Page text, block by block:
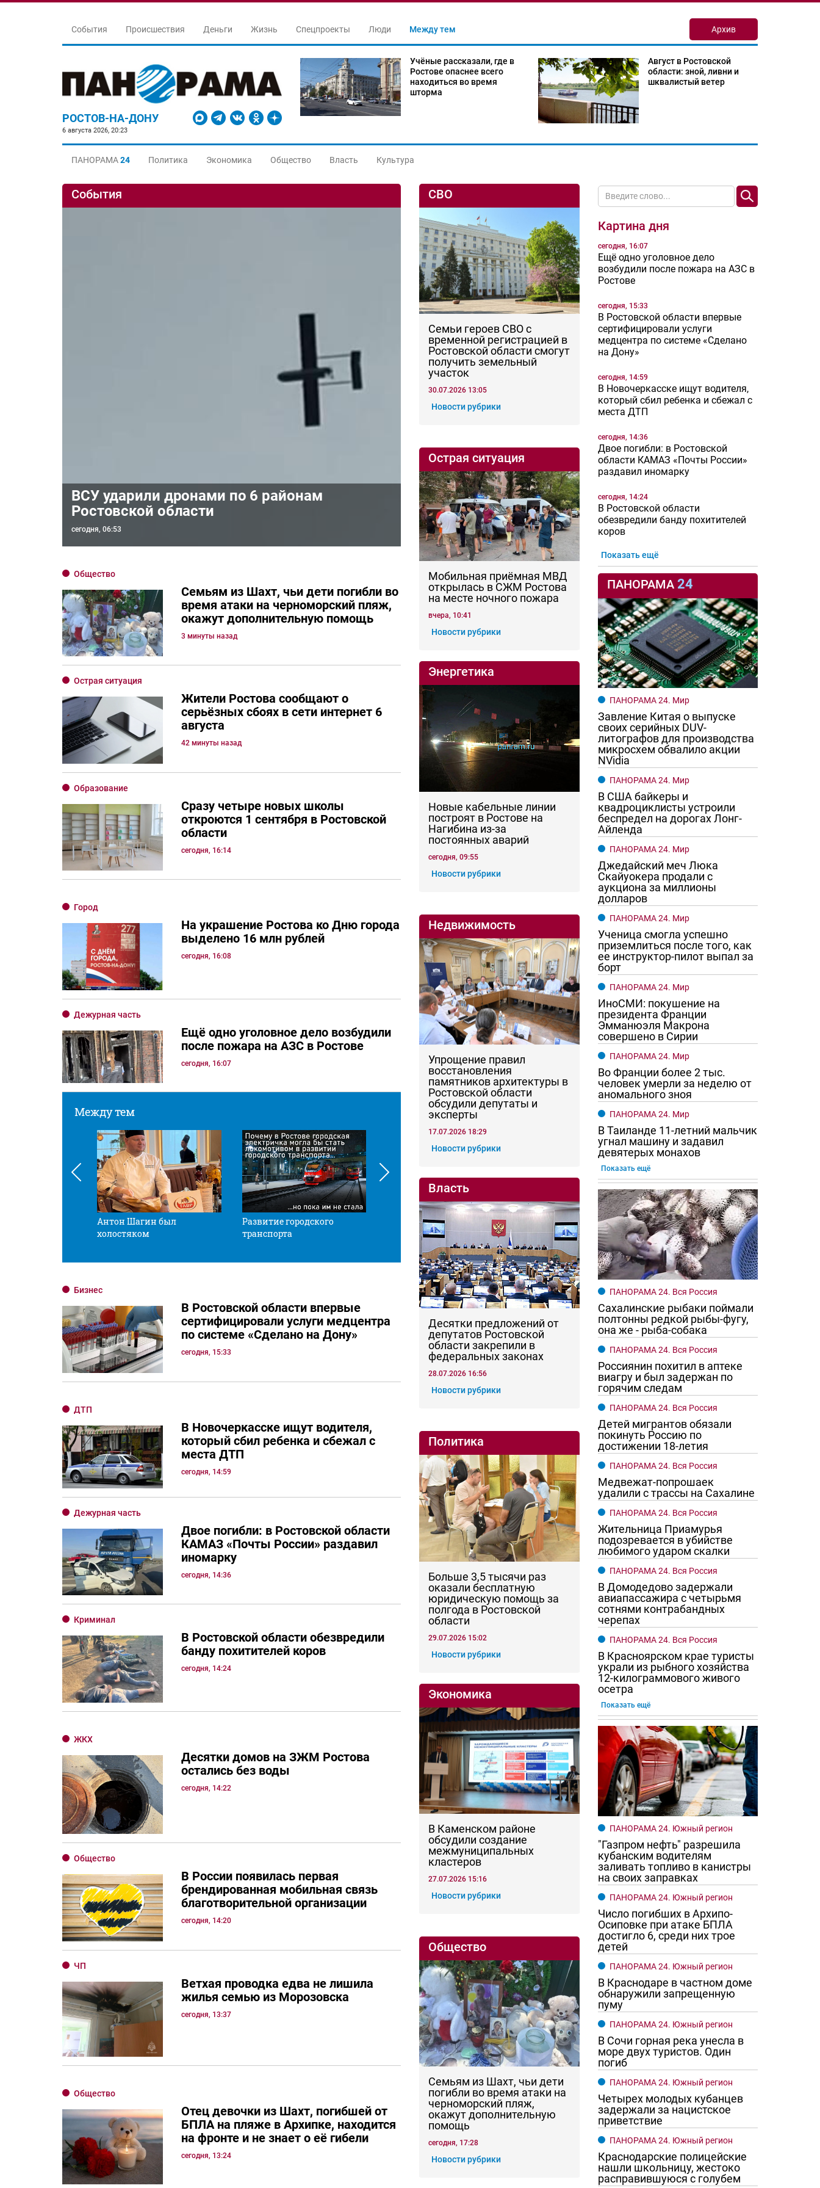
События Происшествия Деньги Жизнь Спецпроекты Люди Между тем Архив
РОСТОВ-НА-ДОНУ
6 августа 2026, 20:23
Учёные рассказали, где в
Ростове опаснее всего
находиться во время
шторма
Август в Ростовской
области: зной, ливни и
шквалистый ветер
ПАНОРАМА24 Политика Экономика Общество Власть Культура
События
ВСУ ударили дронами по 6 районам
Ростовской области
сегодня, 06:53
Общество
Семьям из Шахт, чьи дети погибли во
время атаки на черноморский пляж,
окажут дополнительную помощь
3 минуты назад
Острая ситуация
Жители Ростова сообщают о
серьёзных сбоях в сети интернет 6
августа
42 минуты назад
Образование
Сразу четыре новых школы
откроются 1 сентября в Ростовской
области
сегодня, 16:14
Город
На украшение Ростова ко Дню города
выделено 16 млн рублей
сегодня, 16:08
Дежурная часть
Ещё одно уголовное дело возбудили
после пожара на АЗС в Ростове
сегодня, 16:07
Между тем
Антон Шагин был
холостяком
Развитие городского
транспорта
Красной нитью Чего хотят женщины? Ростовчане смотрите в оба
Бизнес
В Ростовской области впервые
сертифицировали услуги медцентра
по системе «Сделано на Дону»
сегодня, 15:33
ДТП
В Новочеркасске ищут водителя,
который сбил ребенка и сбежал с
места ДТП
сегодня, 14:59
Дежурная часть
Двое погибли: в Ростовской области
КАМАЗ «Почты России» раздавил
иномарку
сегодня, 14:36
Криминал
В Ростовской области обезвредили
банду похитителей коров
сегодня, 14:24
ЖКХ
Десятки домов на ЗЖМ Ростова
остались без воды
сегодня, 14:22
Общество
В России появилась первая
брендированная мобильная связь
благотворительной организации
сегодня, 14:20
ЧП
Ветхая проводка едва не лишила
жилья семью из Морозовска
сегодня, 13:37
Общество
Отец девочки из Шахт, погибшей от
БПЛА на пляже в Архипке, находится
на фронте и не знает о её гибели
сегодня, 13:24
СВО
Семьи героев СВО с
временной регистрацией в
Ростовской области смогут
получить земельный
участок
30.07.2026 13:05
Новости рубрики
Острая ситуация
Мобильная приёмная МВД
открылась в СЖМ Ростова
на месте ночного пожара
вчера, 10:41
Новости рубрики
Энергетика
Новые кабельные линии
построят в Ростове на
Нагибина из-за
постоянных аварий
сегодня, 09:55
Новости рубрики
Недвижимость
Упрощение правил
восстановления
памятников архитектуры в
Ростовской области
обсудили депутаты и
эксперты
17.07.2026 18:29
Новости рубрики
Власть
Десятки предложений от
депутатов Ростовской
области закрепили в
федеральных законах
28.07.2026 16:56
Новости рубрики
Политика
Больше 3,5 тысячи раз
оказали бесплатную
юридическую помощь за
полгода в Ростовской
области
29.07.2026 15:02
Новости рубрики
Экономика
В Каменском районе
обсудили создание
межмуниципальных
кластеров
27.07.2026 15:16
Новости рубрики
Общество
Семьям из Шахт, чьи дети
погибли во время атаки на
черноморский пляж,
окажут дополнительную
помощь
сегодня, 17:28
Новости рубрики
Картина дня
сегодня, 16:07
Ещё одно уголовное дело
возбудили после пожара на АЗС в
Ростове
сегодня, 15:33
В Ростовской области впервые
сертифицировали услуги
медцентра по системе «Сделано
на Дону»
сегодня, 14:59
В Новочеркасске ищут водителя,
который сбил ребенка и сбежал с
места ДТП
сегодня, 14:36
Двое погибли: в Ростовской
области КАМАЗ «Почты России»
раздавил иномарку
сегодня, 14:24
В Ростовской области
обезвредили банду похитителей
коров
Показать ещё
ПАНОРАМА 24
ПАНОРАМА 24. Мир
Завление Китая о выпуске
своих серийных DUV-
литографов для производства
микросхем обвалило акции
NVidia
ПАНОРАМА 24. Мир
В США байкеры и
квадроциклисты устроили
беспредел на дорогах Лонг-
Айленда
ПАНОРАМА 24. Мир
Джедайский меч Люка
Скайуокера продали с
аукциона за миллионы
долларов
ПАНОРАМА 24. Мир
Ученица смогла успешно
приземлиться после того, как
ее инструктор-пилот выпал за
борт
ПАНОРАМА 24. Мир
ИноСМИ: покушение на
президента Франции
Эмманюэля Макрона
совершено в Сирии
ПАНОРАМА 24. Мир
Во Франции более 2 тыс.
человек умерли за неделю от
аномального зноя
ПАНОРАМА 24. Мир
В Таиланде 11-летний мальчик
угнал машину и задавил
девятерых монахов
Показать ещё
ПАНОРАМА 24. Вся Россия
Сахалинские рыбаки поймали
полтонны редкой рыбы-фугу,
она же - рыба-собака
ПАНОРАМА 24. Вся Россия
Россиянин похитил в аптеке
виагру и был задержан по
горячим следам
ПАНОРАМА 24. Вся Россия
Детей мигрантов обязали
покинуть Россию по
достижении 18-летия
ПАНОРАМА 24. Вся Россия
Медвежат-попрошаек
удалили с трассы на Сахалине
ПАНОРАМА 24. Вся Россия
Жительница Приамурья
подозревается в убийстве
любимого ударом скалки
ПАНОРАМА 24. Вся Россия
В Домодедово задержали
авиапассажира с четырьмя
сотнями контрабандных
черепах
ПАНОРАМА 24. Вся Россия
В Красноярском крае туристы
украли из рыбного хозяйства
12-килограммового живого
осетра
Показать ещё
ПАНОРАМА 24. Южный регион
"Газпром нефть" разрешила
кубанским водителям
заливать топливо в канистры
на своих заправках
ПАНОРАМА 24. Южный регион
Число погибших в Архипо-
Осиповке при атаке БПЛА
достигло 6, среди них трое
детей
ПАНОРАМА 24. Южный регион
В Краснодаре в частном доме
обнаружили запрещенную
пуму
ПАНОРАМА 24. Южный регион
В Сочи горная река унесла в
море двух туристов. Один
погиб
ПАНОРАМА 24. Южный регион
Четырех молодых кубанцев
задержали за нацистское
приветствие
ПАНОРАМА 24. Южный регион
Краснодарские полицейские
нашли школьницу, жестоко
расправившуюся с голубем